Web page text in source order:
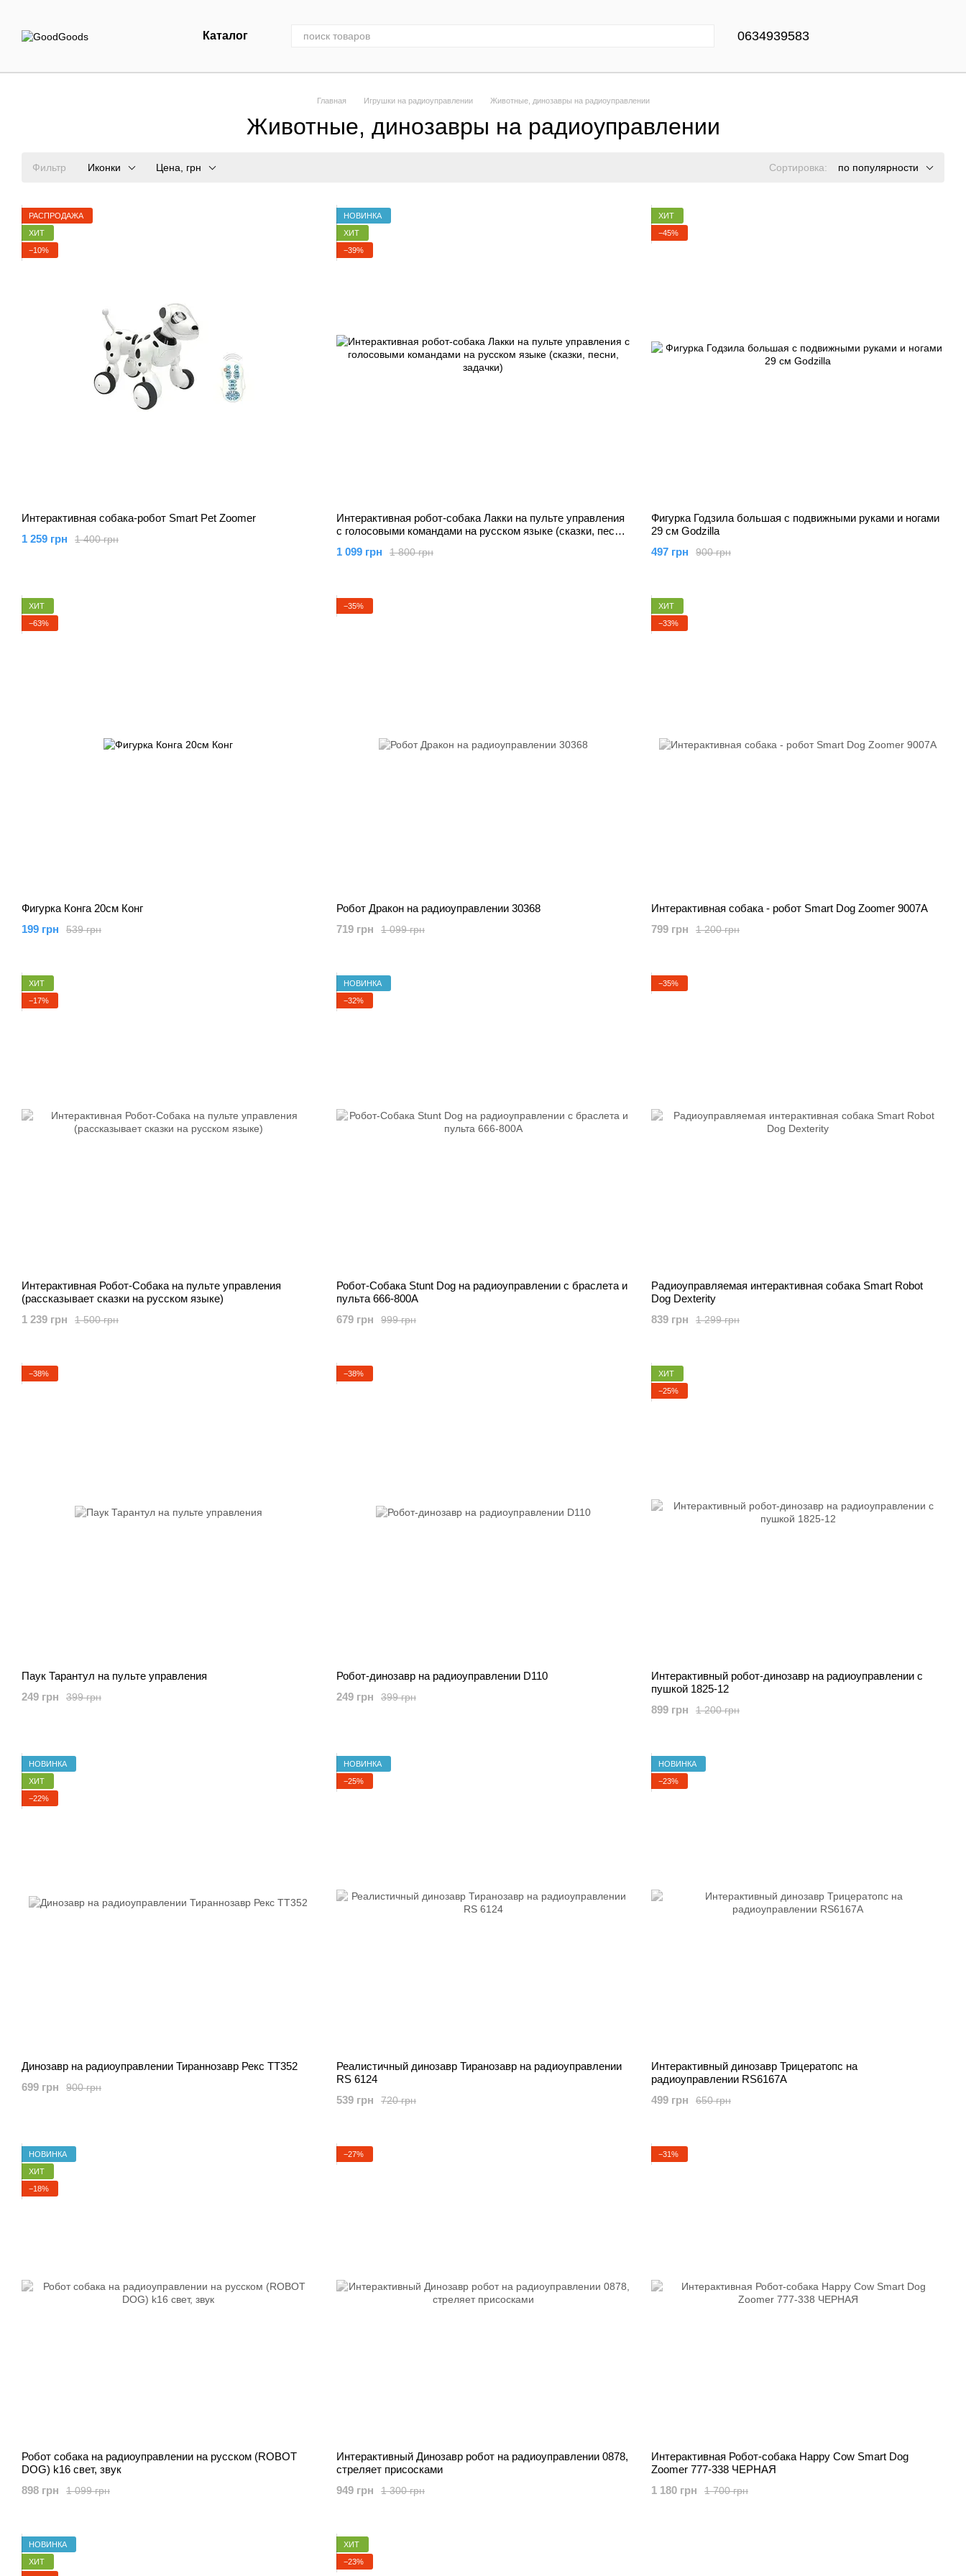
Каталог 0634939583
Главная Игрушки на радиоуправлении Животные, динозавры на радиоуправлении
Животные, динозавры на радиоуправлении
Фильтр Иконки Цена, грн Сортировка: по популярности
РАСПРОДАЖА
ХИТ
−10%
Интерактивная собака-робот Smart Pet Zoomer
1 400 грн
1 259 грн
НОВИНКА
ХИТ
−39%
Интерактивная робот-собака Лакки на пульте управления
с голосовыми командами на русском языке (сказки, песни,
1 800 грн
1 099 грн
ХИТ
−45%
Фигурка Годзила большая с подвижными руками и ногами
29 см Godzilla
900 грн
497 грн
ХИТ
−63%
Фигурка Конга 20см Конг
539 грн
199 грн
−35%
Робот Дракон на радиоуправлении 30368
1 099 грн
719 грн
ХИТ
−33%
Интерактивная собака - робот Smart Dog Zoomer 9007A
1 200 грн
799 грн
ХИТ
−17%
Интерактивная Робот-Собака на пульте управления
(рассказывает сказки на русском языке)
1 500 грн
1 239 грн
НОВИНКА
−32%
Робот-Собака Stunt Dog на радиоуправлении с браслета и
пульта 666-800A
999 грн
679 грн
−35%
Радиоуправляемая интерактивная собака Smart Robot
Dog Dexterity
1 299 грн
839 грн
−38%
Паук Тарантул на пульте управления
399 грн
249 грн
−38%
Робот-динозавр на радиоуправлении D110
399 грн
249 грн
ХИТ
−25%
Интерактивный робот-динозавр на радиоуправлении с
пушкой 1825-12
1 200 грн
899 грн
НОВИНКА
ХИТ
−22%
Динозавр на радиоуправлении Тираннозавр Рекс ТТ352
900 грн
699 грн
НОВИНКА
−25%
Реалистичный динозавр Тиранозавр на радиоуправлении
RS 6124
720 грн
539 грн
НОВИНКА
−23%
Интерактивный динозавр Трицератопс на
радиоуправлении RS6167A
650 грн
499 грн
НОВИНКА
ХИТ
−18%
Робот собака на радиоуправлении на русском (ROBOT
DOG) k16 свет, звук
1 099 грн
898 грн
−27%
Интерактивный Динозавр робот на радиоуправлении 0878,
стреляет присосками
1 300 грн
949 грн
−31%
Интерактивная Робот-собака Happy Cow Smart Dog
Zoomer 777-338 ЧЕРНАЯ
1 700 грн
1 180 грн
НОВИНКА
ХИТ
ХИТ
−23%